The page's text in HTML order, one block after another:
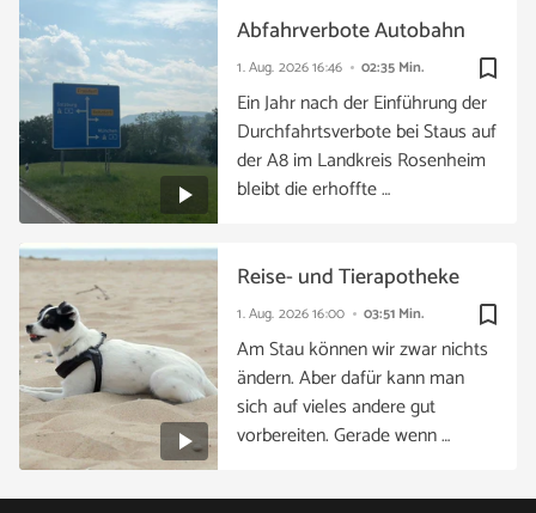
bookmark_border
1. Aug. 202616:46 02:35 Min.
Abfahrverbote Autobahn
Ein Jahr nach der Einführung der
Durchfahrtsverbote bei Staus auf
der A8 im Landkreis Rosenheim
bleibt die erhoffte …
bookmark_border
1. Aug. 202616:00 03:51 Min.
Reise- und Tierapotheke
Am Stau können wir zwar nichts
ändern. Aber dafür kann man
sich auf vieles andere gut
vorbereiten. Gerade wenn …